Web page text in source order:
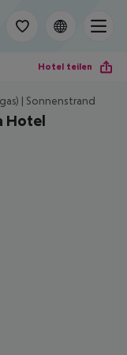
Hotel teilen
| Sonnenstrand
Hotel